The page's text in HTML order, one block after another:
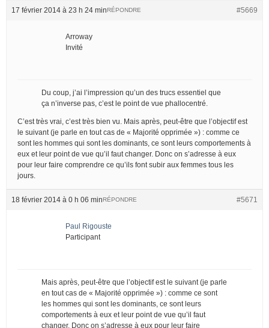
17 février 2014 à 23 h 24 min #5669
RÉPONDRE
Arroway
Invité
Du coup, j’ai l’impression qu’un des trucs essentiel que
ça n’inverse pas, c’est le point de vue phallocentré.
C’est très vrai, c’est très bien vu. Mais après, peut-être que l’objectif est
le suivant (je parle en tout cas de « Majorité opprimée ») : comme ce
sont les hommes qui sont les dominants, ce sont leurs comportements à
eux et leur point de vue qu’il faut changer. Donc on s’adresse à eux
pour leur faire comprendre ce qu’ils font subir aux femmes tous les
jours.
18 février 2014 à 0 h 06 min #5671
RÉPONDRE
Paul Rigouste
Participant
Mais après, peut-être que l’objectif est le suivant (je parle
en tout cas de « Majorité opprimée ») : comme ce sont
les hommes qui sont les dominants, ce sont leurs
comportements à eux et leur point de vue qu’il faut
changer. Donc on s’adresse à eux pour leur faire